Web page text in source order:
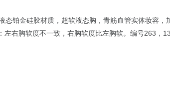
态铂金硅胶材质，超软液态胸，青筋血管实体妆容
左右胸软度不一致，右胸软度比左胸软。编号263，